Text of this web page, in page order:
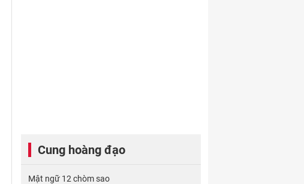
Cung hoàng đạo
Mật ngữ 12 chòm sao